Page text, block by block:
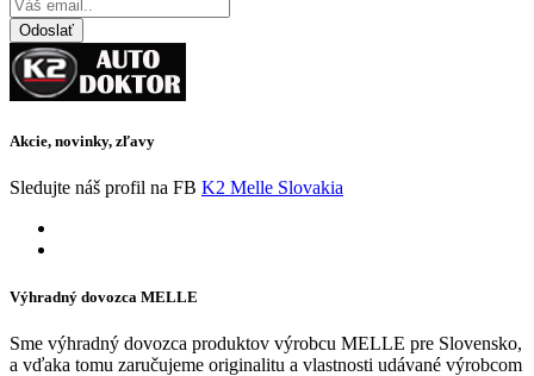
Odoslať
Akcie, novinky, zľavy
Sledujte náš profil na FB K2 Melle Slovakia
Výhradný dovozca MELLE
Sme výhradný dovozca produktov výrobcu MELLE pre Slovensko,
a vďaka tomu zaručujeme originalitu a vlastnosti udávané výrobcom